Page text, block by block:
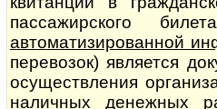
пассажирского
автоматизированной
перевозок) является
осуществления
наличных денежных